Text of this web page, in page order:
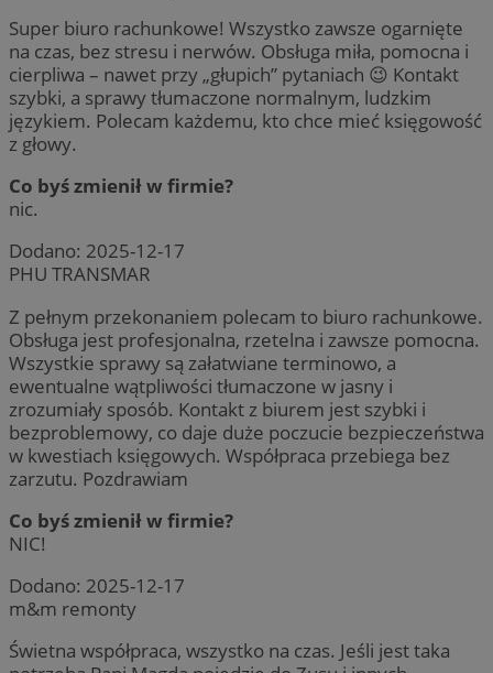
Super biuro rachunkowe! Wszystko zawsze ogarnięte
na czas, bez stresu i nerwów. Obsługa miła, pomocna i
cierpliwa – nawet przy „głupich” pytaniach 😉 Kontakt
szybki, a sprawy tłumaczone normalnym, ludzkim
językiem. Polecam każdemu, kto chce mieć księgowość
z głowy.
Co byś zmienił w firmie?
nic.
Dodano: 2025-12-17
PHU TRANSMAR
Z pełnym przekonaniem polecam to biuro rachunkowe.
Obsługa jest profesjonalna, rzetelna i zawsze pomocna.
Wszystkie sprawy są załatwiane terminowo, a
ewentualne wątpliwości tłumaczone w jasny i
zrozumiały sposób. Kontakt z biurem jest szybki i
bezproblemowy, co daje duże poczucie bezpieczeństwa
w kwestiach księgowych. Współpraca przebiega bez
zarzutu. Pozdrawiam
Co byś zmienił w firmie?
NIC!
Dodano: 2025-12-17
m&m remonty
Świetna współpraca, wszystko na czas. Jeśli jest taka